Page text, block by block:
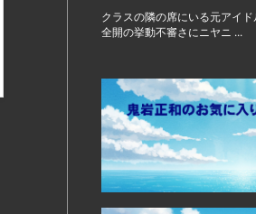
クラスの隣の席にいる元アイ
全開の挙動不審さにニヤニ ...